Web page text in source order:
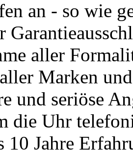
an - so wie
aller
Marken
und seriöse
die Uhr
10 Jahre